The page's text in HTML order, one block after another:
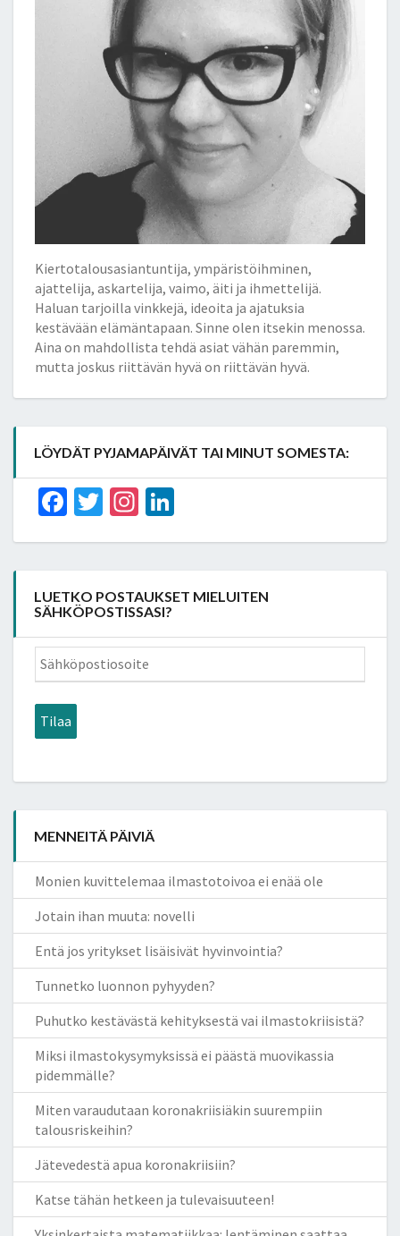
Kiertotalousasiantuntija, ympäristöihminen,
ajattelija, askartelija, vaimo, äiti ja ihmettelijä.
Haluan tarjoilla vinkkejä, ideoita ja ajatuksia
kestävään elämäntapaan. Sinne olen itsekin menossa.
Aina on mahdollista tehdä asiat vähän paremmin,
mutta joskus riittävän hyvä on riittävän hyvä.
LÖYDÄT PYJAMAPÄIVÄT TAI MINUT SOMESTA:
Facebook
TwitterInstagram
LUETKO POSTAUKSET MIELUITEN
SÄHKÖPOSTISSASI?
Sähköpostiosoite
Tilaa
MENNEITÄ PÄIVIÄ
Monien kuvittelemaa ilmastotoivoa ei enää ole
Jotain ihan muuta: novelli
Entä jos yritykset lisäisivät hyvinvointia?
Tunnetko luonnon pyhyyden?
Puhutko kestävästä kehityksestä vai ilmastokriisistä?
Miksi ilmastokysymyksissä ei päästä muovikassia
pidemmälle?
Miten varaudutaan koronakriisiäkin suurempiin
talousriskeihin?
Jätevedestä apua koronakriisiin?
Katse tähän hetkeen ja tulevaisuuteen!